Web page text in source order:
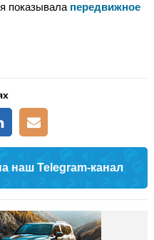
показывала передвижное
наш Telegram-канал